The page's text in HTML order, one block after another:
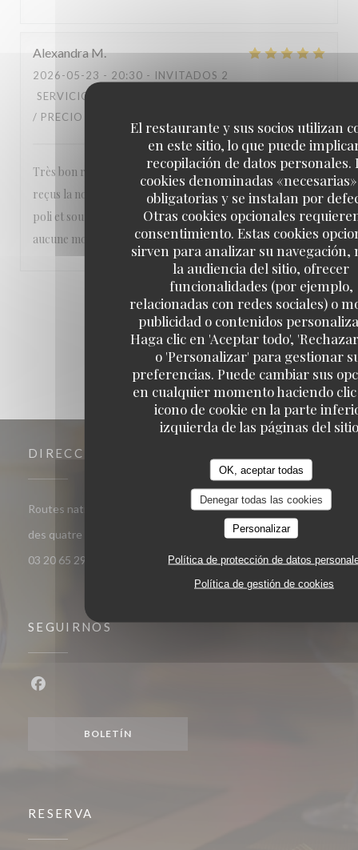
El restaurante y sus socios utilizan
en este sitio, lo que puede
recopilación de datos personales.
cookies denominadas
obligatorias y se instalan por
Otras cookies opcionales
consentimiento. Estas cookies
sirven para analizar su navegación,
la audiencia del sitio, ofrecer
funcionalidades (por ejemplo,
relacionadas con redes sociales) o
publicidad o contenidos
Haga clic en 'Aceptar todo',
o 'Personalizar' para gestionar
preferencias. Puede cambiar sus
en cualquier momento haciendo
icono de cookie en la parte
izquierda de las páginas del
OK, aceptar todas
Denegar todas las cookies
Personalizar
Política de protección de datos
Política de gestión de cookies
Alexandra M
2026-05-23 - 20:30 - INVITADOS 2
SERVICIO
/ PRECIO
Très bon restaurant nous sommes toujours parfaitement
reçus la nourriture est excellente et le personnel aimable
poli et souriant Un vrai plaisir Nous recommandons sans
aucune modération ❤️❤️❤️
DIRECCIÓN
Routes nationales les quatre chemins, 59134 Herlies - Route
des quatre chemins 59134 Herlies
((abre en una nueva ventana))
03 20 65 29 22
SEGUIRNOS
BOLETÍN
RESERVA